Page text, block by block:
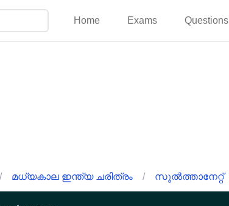
Home Exams Questions
/ മധ്യകാല ഇന്ത്യ ചരിത്രം / സുൽത്താനേറ്റ്